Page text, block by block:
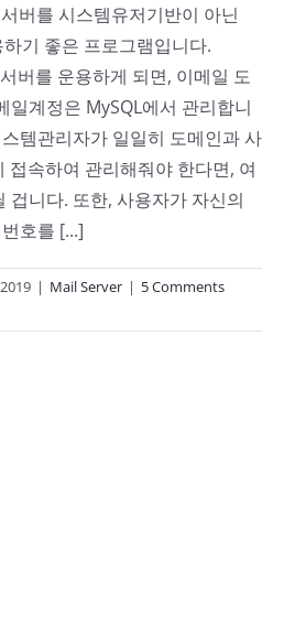
버를 시스템유저기반이 아닌
기 좋은 프로그램입니다.
버를 운용하게 되면, 이메일 도
일계정은 MySQL에서 관리합니
템관리자가 일일히 도메인과 사
접속하여 관리해줘야 한다면, 여
겁니다. 또한, 사용자가 자신의
호를 [...]
| Mail Server | 5 Comments